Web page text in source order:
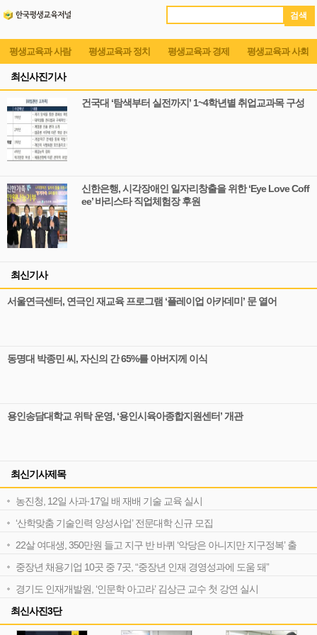
검 색
평생교육과 사람 평생교육과 정치 평생교육과 경제 평생교육과 사회
최신사진기사
건국대 ‘탐색부터 실전까지’ 1~4학년별 취업교과목 구성
신한은행, 시각장애인 일자리창출을 위한 ‘Eye Love Coff
ee’ 바리스타 직업체험장 후원
최신기사
서울연극센터, 연극인 재교육 프로그램 ‘플레이업 아카데미’ 문 열어
동명대 박종민 씨, 자신의 간 65%를 아버지께 이식
용인송담대학교 위탁 운영, ‘용인시육아종합지원센터’ 개관
최신기사제목
농진청, 12일 사과·17일 배 재배 기술 교육 실시
‘산학맞춤 기술인력 양성사업’ 전문대학 신규 모집
22살 여대생, 350만원 들고 지구 반 바퀴 ‘악당은 아니지만 지구정복’ 출
중장년 채용기업 10곳 중 7곳, “중장년 인재 경영성과에 도움 돼”
경기도 인재개발원, ‘인문학 아고라’ 김상근 교수 첫 강연 실시
최신사진3단